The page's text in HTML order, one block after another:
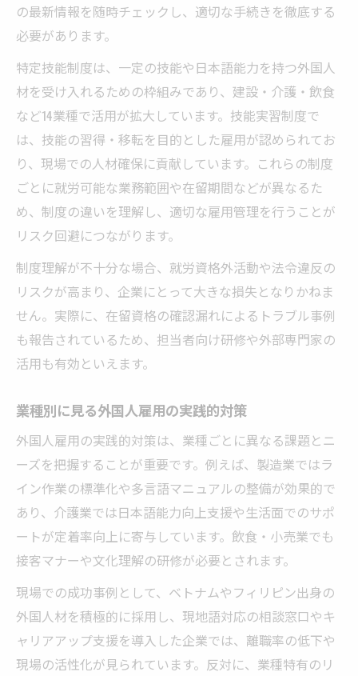
の最新情報を随時チェックし、適切な手続きを徹底する
必要があります。
特定技能制度は、一定の技能や日本語能力を持つ外国人
材を受け入れるための枠組みであり、建設・介護・飲食
など14業種で活用が拡大しています。技能実習制度で
は、技能の習得・移転を目的とした雇用が認められてお
り、現場での人材確保に貢献しています。これらの制度
ごとに就労可能な業務範囲や在留期間などが異なるた
め、制度の違いを理解し、適切な雇用管理を行うことが
リスク回避につながります。
制度理解が不十分な場合、就労資格外活動や法令違反の
リスクが高まり、企業にとって大きな損失となりかねま
せん。実際に、在留資格の確認漏れによるトラブル事例
も報告されているため、担当者向け研修や外部専門家の
活用も有効といえます。
業種別に見る外国人雇用の実践的対策
外国人雇用の実践的対策は、業種ごとに異なる課題とニ
ーズを把握することが重要です。例えば、製造業ではラ
イン作業の標準化や多言語マニュアルの整備が効果的で
あり、介護業では日本語能力向上支援や生活面でのサポ
ートが定着率向上に寄与しています。飲食・小売業でも
接客マナーや文化理解の研修が必要とされます。
現場での成功事例として、ベトナムやフィリピン出身の
外国人材を積極的に採用し、現地語対応の相談窓口やキ
ャリアアップ支援を導入した企業では、離職率の低下や
現場の活性化が見られています。反対に、業種特有のリ